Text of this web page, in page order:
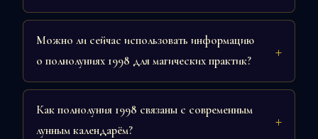
Можно ли сейчас использовать информацию
о полнолуниях 1998 для магических практик?
Как полнолуния 1998 связаны с современным
лунным календарём?